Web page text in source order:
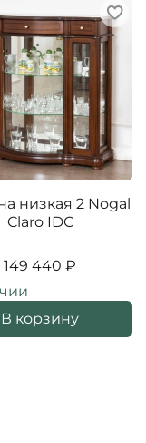
низкая 2 Nogal
Claro IDC
149 440 ₽
В корзину